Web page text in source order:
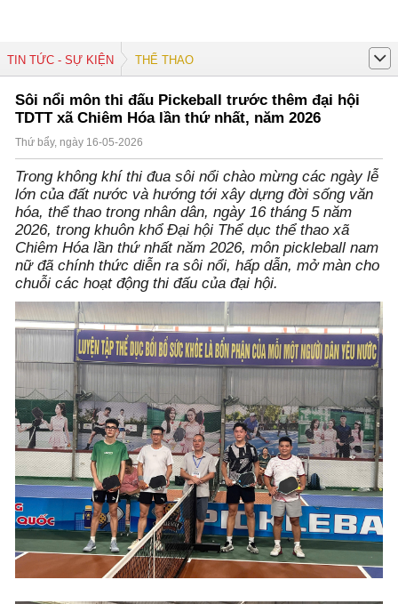
TIN TỨC - SỰ KIỆN THỂ THAO
Sôi nổi môn thi đấu Pickeball trước thêm đại hội
TDTT xã Chiêm Hóa lần thứ nhất, năm 2026
Thứ bẩy, ngày 16-05-2026
Trong không khí thi đua sôi nổi chào mừng các ngày lễ
lớn của đất nước và hướng tới xây dựng đời sống văn
hóa, thể thao trong nhân dân, ngày 16 tháng 5 năm
2026, trong khuôn khổ Đại hội Thể dục thể thao xã
Chiêm Hóa lần thứ nhất năm 2026, môn pickleball nam
nữ đã chính thức diễn ra sôi nổi, hấp dẫn, mở màn cho
chuỗi các hoạt động thi đấu của đại hội.